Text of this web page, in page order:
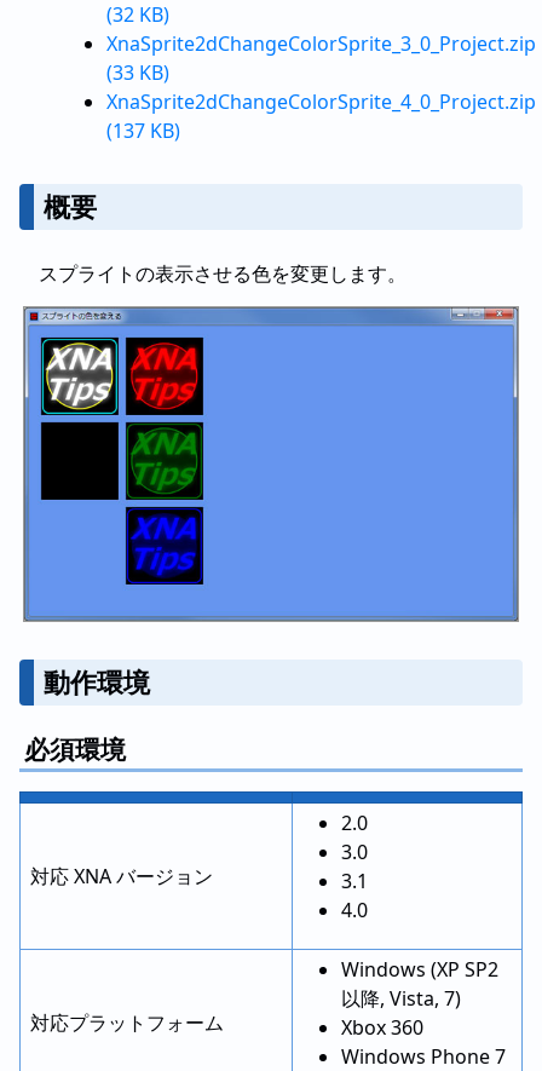
(32 KB)
XnaSprite2dChangeColorSprite_3_0_Project.zip
(33 KB)
XnaSprite2dChangeColorSprite_4_0_Project.zip
(137 KB)
概要
スプライトの表示させる色を変更します。
動作環境
必須環境
対応 XNA バージョン
2.0
3.0
3.1
4.0
対応プラットフォーム
Windows (XP SP2
以降, Vista, 7)
Xbox 360
Windows Phone 7